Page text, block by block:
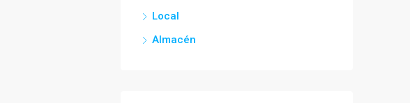
Local
Almacén